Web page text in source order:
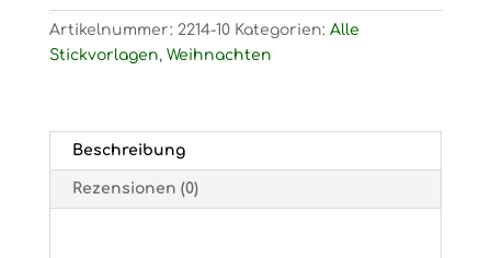
mit
Rudi
Artikelnummer: 2214-10 Kategorien: Alle
Stickvorlagen, Weihnachten
Beschreibung
Rezensionen (0)